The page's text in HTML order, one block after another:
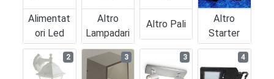
Alimentat
Ori Led
Altro
Lampadari
Altro Pali
Altro
Starter
2 3 3 4